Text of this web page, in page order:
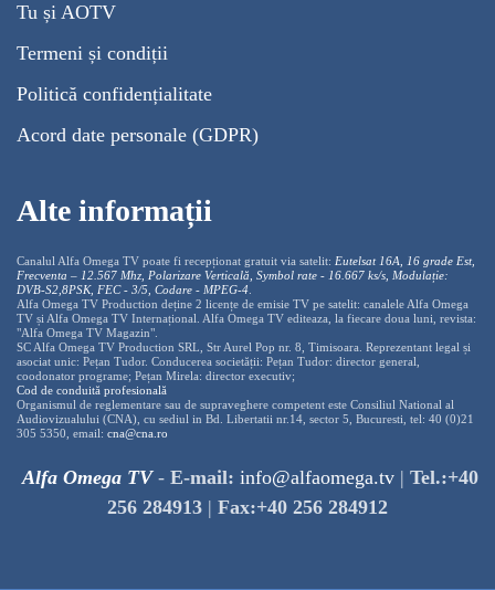
Tu și AOTV
Termeni și condiții
Politică confidențialitate
Acord date personale (GDPR)
Alte informații
Canalul Alfa Omega TV poate fi recepționat gratuit via satelit: Eutelsat 16A, 16 grade Est,
Frecventa – 12.567 Mhz, Polarizare Verticală, Symbol rate - 16.667 ks/s, Modulație:
DVB-S2,8PSK, FEC - 3/5, Codare - MPEG-4
Alfa Omega TV Production deține 2 licențe de emisie TV pe satelit: canalele Alfa Omega
TV și Alfa Omega TV Internațional. Alfa Omega TV editeaza, la fiecare doua luni, revista:
"Alfa Omega TV Magazin".
SC Alfa Omega TV Production SRL, Str Aurel Pop nr. 8, Timisoara. Reprezentant legal și
asociat unic: Pețan Tudor. Conducerea societății: Pețan Tudor: director general,
coodonator programe; Pețan Mirela: director executiv;
Cod de conduită profesională
Organismul de reglementare sau de supraveghere competent este Consiliul National al
Audiovizualului (CNA), cu sediul in Bd. Libertatii nr.14, sector 5, Bucuresti, tel: 40 (0)21
305 5350, email: cna@cna.ro
Alfa Omega TV- E-mail: info@alfaomega.tv | Tel.:+40
256 284913 | Fax:+40 256 284912